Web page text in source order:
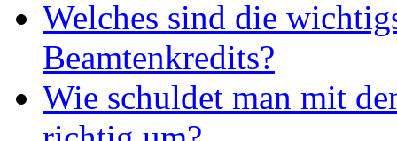
Welches sind die
Beamtenkredits?
Wie schuldet man mit